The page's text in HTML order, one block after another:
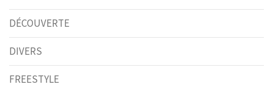
DÉCOUVERTE
DIVERS
FREESTYLE